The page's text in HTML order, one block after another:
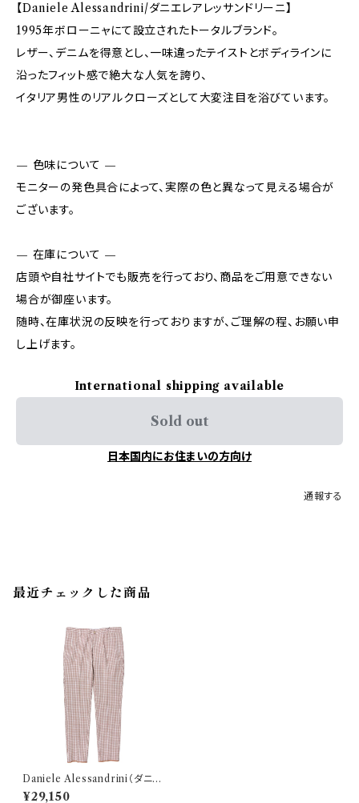
【Daniele Alessandrini/ダニエレアレッサンドリーニ】
1995年ボローニャにて設立されたトータルブランド。
レザー、デニムを得意とし、一味違ったテイストとボディラインに
沿ったフィット感で絶大な人気を誇り、
イタリア男性のリアルクローズとして大変注目を浴びています。
— 色味について —
モニターの発色具合によって、実際の色と異なって見える場合が
ございます。
— 在庫について —
店頭や自社サイトでも販売を行っており、商品をご用意できない
場合が御座います。
随時、在庫状況の反映を行っておりますが、ご理解の程、お願い申
し上げます。
International shipping available
Sold out
日本国内にお住まいの方向け
通報する
最近チェックした商品
Daniele Alessandrini（ダニエ
レアレッサンドリーニ） パンツ P
¥29,150